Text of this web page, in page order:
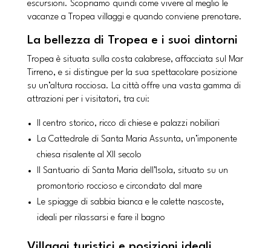
escursioni. Scopriamo quindi come vivere al meglio le
vacanze a Tropea villaggi e quando conviene prenotare.
La bellezza di Tropea e i suoi dintorni
Tropea è situata sulla costa calabrese, affacciata sul Mar
Tirreno, e si distingue per la sua spettacolare posizione
su un’altura rocciosa. La città offre una vasta gamma di
attrazioni per i visitatori, tra cui:
Il centro storico, ricco di chiese e palazzi nobiliari
La Cattedrale di Santa Maria Assunta, un’imponente
chiesa risalente al XII secolo
Il Santuario di Santa Maria dell’Isola, situato su un
promontorio roccioso e circondato dal mare
Le spiagge di sabbia bianca e le calette nascoste,
ideali per rilassarsi e fare il bagno